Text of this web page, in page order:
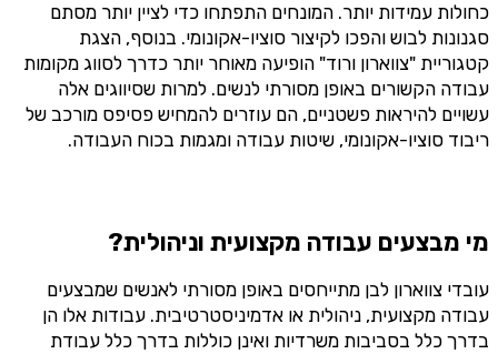
כחולות עמידות יותר. המונחים התפתחו כדי לציין יותר מסתם
סגנונות לבוש והפכו לקיצור סוציו-אקונומי. בנוסף, הצגת
קטגוריית "צווארון ורוד" הופיעה מאוחר יותר כדרך לסווג מקומות
עבודה הקשורים באופן מסורתי לנשים. למרות שסיווגים אלה
עשויים להיראות פשטניים, הם עוזרים להמחיש פסיפס מורכב של
ריבוד סוציו-אקונומי, שיטות עבודה ומגמות בכוח העבודה.
מי מבצעים עבודה מקצועית וניהולית?
עובדי צווארון לבן מתייחסים באופן מסורתי לאנשים שמבצעים
עבודה מקצועית, ניהולית או אדמיניסטרטיבית. עבודות אלו הן
בדרך כלל בסביבות משרדיות ואינן כוללות בדרך כלל עבודת